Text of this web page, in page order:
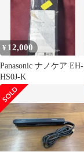
¥ 12,000
Panasonic ナノケア EH-
HS0J-K